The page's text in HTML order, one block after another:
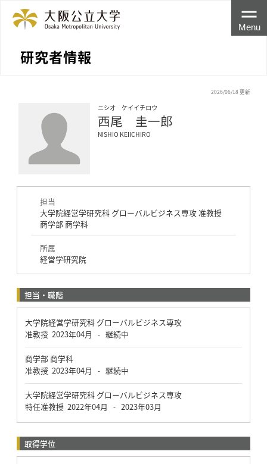
研究者情報
Menu
2026/06/18 更新
ニシオ ケイイチロウ
西尾 圭一郎
NISHIO KEIICHIRO
担当
大学院経営学研究科 グローバルビジネス専攻 准教授
商学部 商学科
所属
経営学研究院
担当・職階
大学院経営学研究科 グローバルビジネス専攻
准教授 2023年04月 - 継続中
商学部 商学科
准教授 2023年04月 - 継続中
大学院経営学研究科 グローバルビジネス専攻
特任准教授 2022年04月 - 2023年03月
取得学位